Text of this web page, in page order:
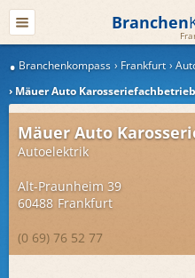
Branchen
Branchenkompass Frankfurt
Mäuer Auto Karosseriefachbetrieb
Mäuer Auto
Autoelektrik
Alt-Praunheim 39
60488 Frankfurt
(0 69) 76 52 77